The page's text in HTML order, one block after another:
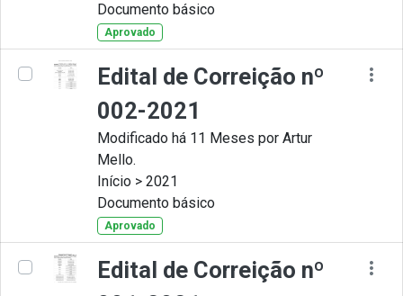
Documento básico
Aprovado
Edital de Correição nº
002-2021
Modificado há 11 Meses por Artur
Mello.
Início > 2021
Documento básico
Aprovado
Edital de Correição nº